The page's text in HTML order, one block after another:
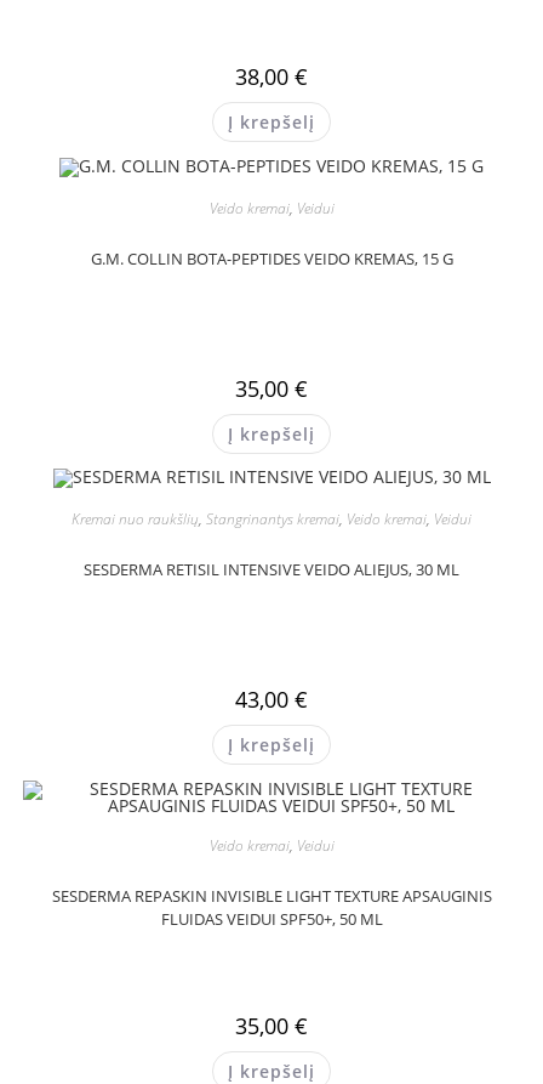
38,00 €
Į krepšelį
Veido kremai, Veidui
G.M. COLLIN BOTA-PEPTIDES VEIDO KREMAS, 15 G
35,00 €
Į krepšelį
Kremai nuo raukšlių, Stangrinantys kremai, Veido kremai, Veidui
SESDERMA RETISIL INTENSIVE VEIDO ALIEJUS, 30 ML
43,00 €
Į krepšelį
Veido kremai, Veidui
SESDERMA REPASKIN INVISIBLE LIGHT TEXTURE APSAUGINIS
FLUIDAS VEIDUI SPF50+, 50 ML
35,00 €
Į krepšelį